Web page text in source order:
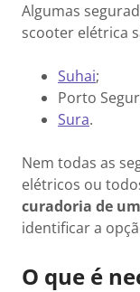
Algumas
scooter elétrica
Suhai;
Porto
Sura.
Nem todas as
elétricos ou
curadoria de
identificar a
O que é